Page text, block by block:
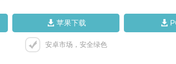
苹果下载
安卓市场，安全绿色